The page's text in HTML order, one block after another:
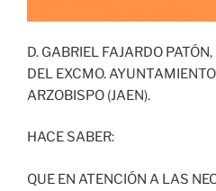
D. GABRIEL FAJARDO
DEL EXCMO.
ARZOBISPO (JAEN).
HACE SABER:
QUE EN ATENCIÓN A LAS